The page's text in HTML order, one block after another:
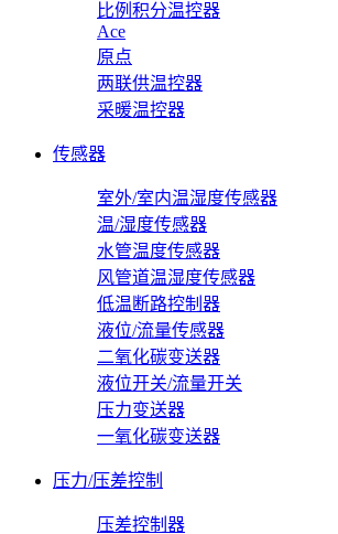
比例积分温控器
Ace
原点
两联供温控器
采暖温控器
传感器
室外/室内温湿度传感器
温/湿度传感器
水管温度传感器
风管道温湿度传感器
低温断路控制器
液位/流量传感器
二氧化碳变送器
液位开关/流量开关
压力变送器
一氧化碳变送器
压力/压差控制
压差控制器